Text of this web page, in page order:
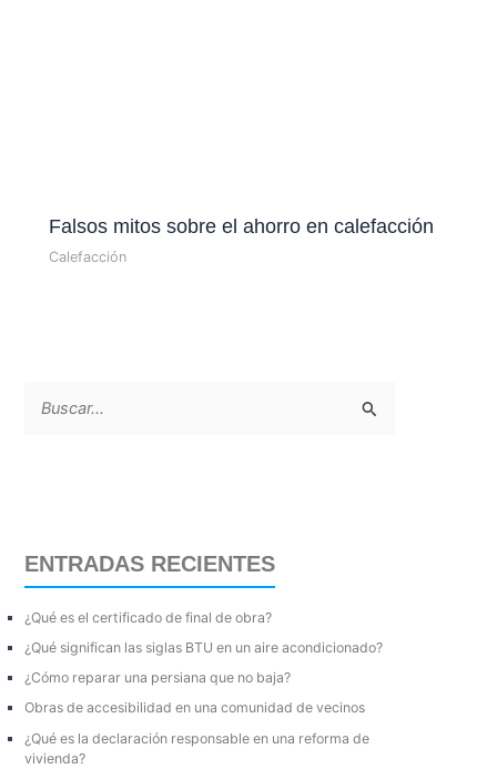
Falsos mitos sobre el ahorro en calefacción
Calefacción
r
o
r
:
ENTRADAS RECIENTES
¿Qué es el certificado de final de obra?
¿Qué significan las siglas BTU en un aire acondicionado?
¿Cómo reparar una persiana que no baja?
Obras de accesibilidad en una comunidad de vecinos
¿Qué es la declaración responsable en una reforma de
vivienda?